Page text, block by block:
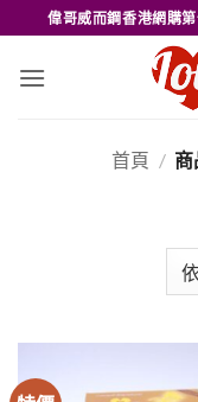
to
content
偉哥威而鋼香港網購
首頁 / 商